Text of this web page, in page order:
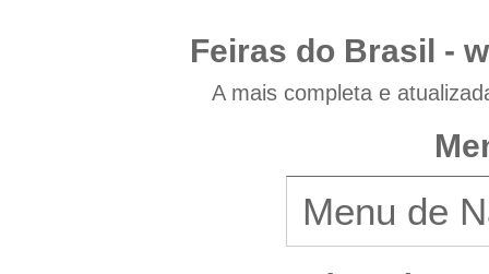
Feiras do Brasil -
A mais completa e